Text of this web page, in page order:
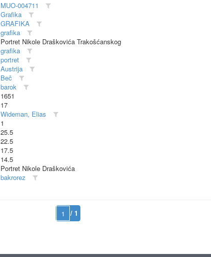
MUO-004711
Grafika
GRAFIKA
grafika
Portret Nikole Draškovića Trakošćanskog
grafika
portret
Austrija
Beč
barok
1651
17
Wideman, Elias
1
25.5
22.5
17.5
14.5
Portret Nikole Draškovića
bakrorez
/ 1